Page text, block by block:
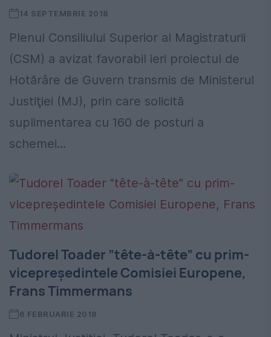
14 SEPTEMBRIE 2018
Plenul Consiliului Superior al Magistraturii
(CSM) a avizat favorabil ieri proiectul de
Hotărâre de Guvern transmis de Ministerul
Justiţiei (MJ), prin care solicită
suplimentarea cu 160 de posturi a
schemei...
Tudorel Toader ”tête-à-tête” cu prim-
vicepreşedintele Comisiei Europene,
Frans Timmermans
6 FEBRUARIE 2018